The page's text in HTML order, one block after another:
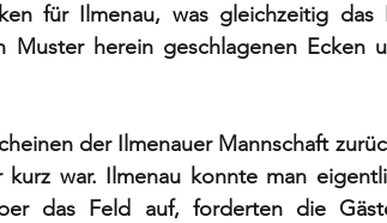
für Ilmenau, was gleichzeitig das
herein geschlagenen Ecken
der Ilmenauer Mannschaft
war. Ilmenau konnte man
das Feld auf, forderten die